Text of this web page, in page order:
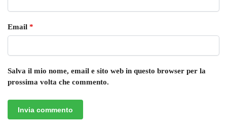
Email *
Salva il mio nome, email e sito web in questo browser per la
prossima volta che commento.